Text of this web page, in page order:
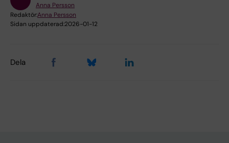
Anna Persson
Redaktör:Anna Persson
Sidan uppdaterad:2026-01-12
Dela